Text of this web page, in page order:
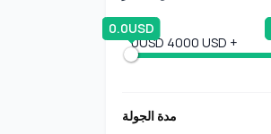
0USD 4000 USD +
0.0USD
مدة الجولة